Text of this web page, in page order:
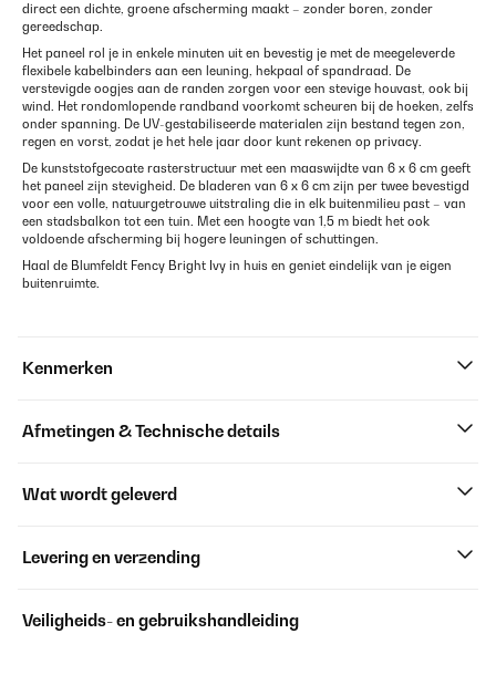
direct een dichte, groene afscherming maakt – zonder boren, zonder
gereedschap.
Het paneel rol je in enkele minuten uit en bevestig je met de meegeleverde
flexibele kabelbinders aan een leuning, hekpaal of spandraad. De
verstevigde oogjes aan de randen zorgen voor een stevige houvast, ook bij
wind. Het rondomlopende randband voorkomt scheuren bij de hoeken, zelfs
onder spanning. De UV-gestabiliseerde materialen zijn bestand tegen zon,
regen en vorst, zodat je het hele jaar door kunt rekenen op privacy.
De kunststofgecoate rasterstructuur met een maaswijdte van 6 x 6 cm geeft
het paneel zijn stevigheid. De bladeren van 6 x 6 cm zijn per twee bevestigd
voor een volle, natuurgetrouwe uitstraling die in elk buitenmilieu past – van
een stadsbalkon tot een tuin. Met een hoogte van 1,5 m biedt het ook
voldoende afscherming bij hogere leuningen of schuttingen.
Haal de Blumfeldt Fency Bright Ivy in huis en geniet eindelijk van je eigen
buitenruimte.
Kenmerken
Afmetingen & Technische details
Wat wordt geleverd
Levering en verzending
Veiligheids- en gebruikshandleiding